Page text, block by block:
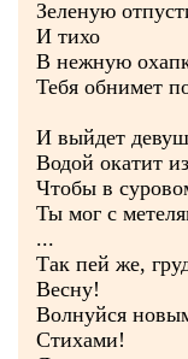
Зеленую
И тихо
В нежную
Тебя обнимет
И выйдет
Водой окатит
Чтобы в
Ты мог с
...
Так пей же,
Весну!
Волнуйся
Стихами!